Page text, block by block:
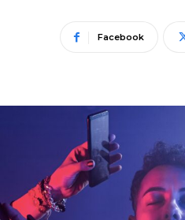
Facebook